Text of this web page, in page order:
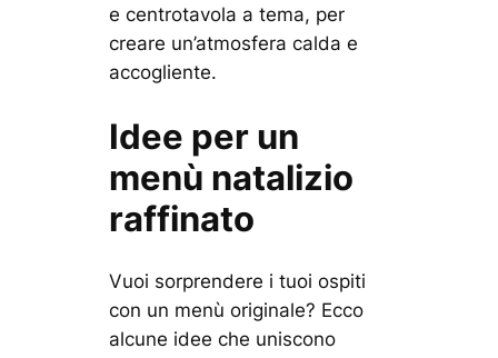
e centrotavola a tema, per
creare un’atmosfera calda e
accogliente.
Idee per un
menù natalizio
raffinato
Vuoi sorprendere i tuoi ospiti
con un menù originale? Ecco
alcune idee che uniscono